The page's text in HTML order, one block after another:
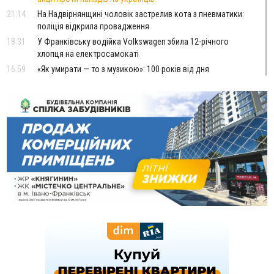
21:14
На Надвірнянщині чоловік застрелив кота з пневматики:
поліція відкрила провадження
18:31
У Франківську водійка Volkswagen збила 12-річного
хлопця на електросамокаті
16:59
«Як умирати — то з музикою»: 100 років від дня
13:01
Ветеран з Франківська через суд скасував 17 тисяч
штрафу від ТЦК за неявку по повістці
12:26
ВІДЕО Про франківських лікарів, які рятують військових
від фантомного болю, зняли документальний фільм
11:12
Україна придбала у Туреччини 70 ракет ATACMS та 12
пускових установок M270
08 Серпня
До +30°C і майже без опадів: синоптики розповіли про
погоду на Прикарпатті у найближчі дні
У Франківську мотоцикліст врізався в інший двоколісник,